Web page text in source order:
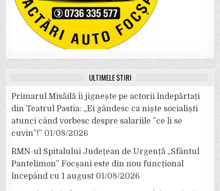
ULTIMELE ȘTIRI
Primarul Misăilă îi jignește pe actorii îndepărtați
din Teatrul Pastia: „Ei gândesc ca niște socialiști
atunci când vorbesc despre salariile ”ce li se
cuvin”!” 01/08/2026
RMN-ul Spitalului Județean de Urgență „Sfântul
Pantelimon” Focșani este din nou funcțional
începând cu 1 august 01/08/2026